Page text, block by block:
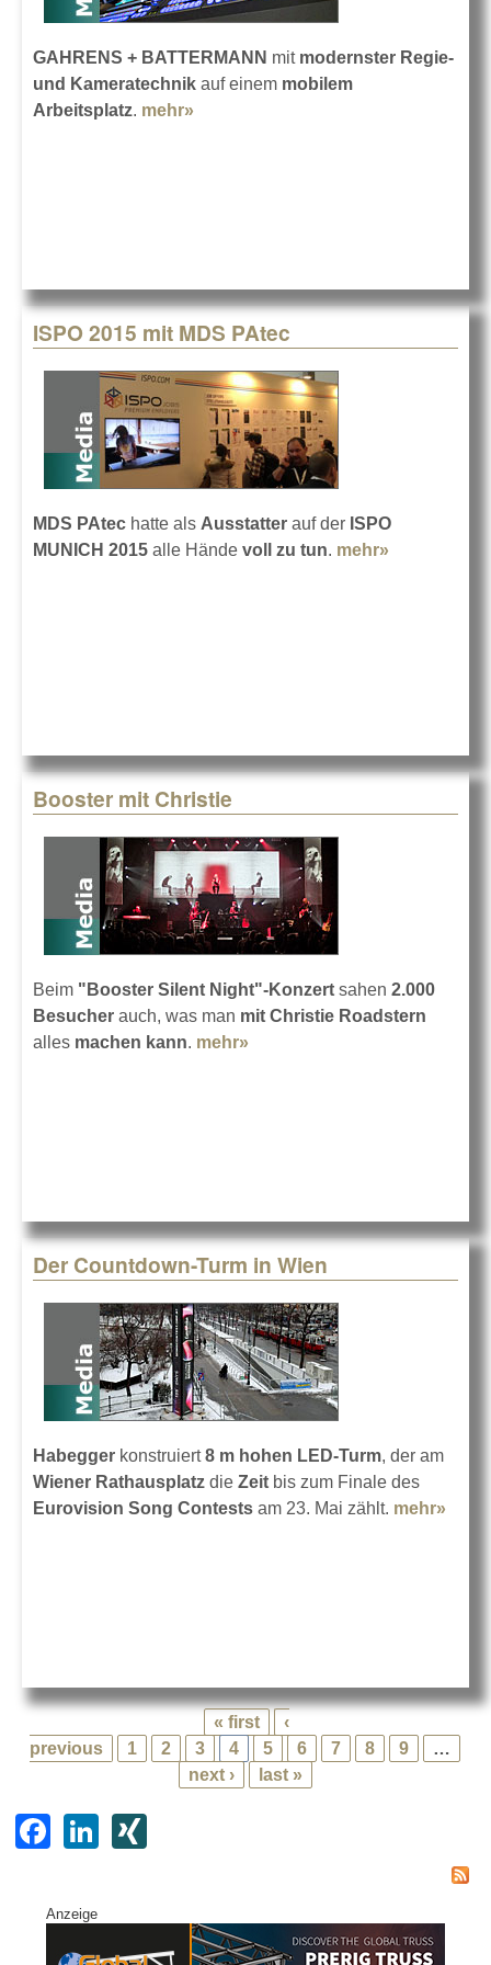
GAHRENS + BATTERMANN mitmodernster Regie-
und Kameratechnik auf einem mobilem
Arbeitsplatz. mehr»
ISPO 2015 mit MDS PAtec
MDS PAtec hatte als Ausstatter auf der ISPO
MUNICH 2015 alle Hände voll zu tun. mehr»
Booster mit Christie
Beim "Booster Silent Night"-Konzert sahen 2.000
Besucher auch, was man mit Christie Roadstern
alles machen kann. mehr»
Der Countdown-Turm in Wien
Habegger konstruiert8 m hohen LED-Turm, der am
Wiener Rathausplatz die Zeit bis zum Finale des
Eurovision Song Contests am 23. Mai zählt. mehr»
« first
‹
previous
1 2 3 4 5 6 7 8 9
…
next ›
last »
F
c
e
Li
e
Anzeige